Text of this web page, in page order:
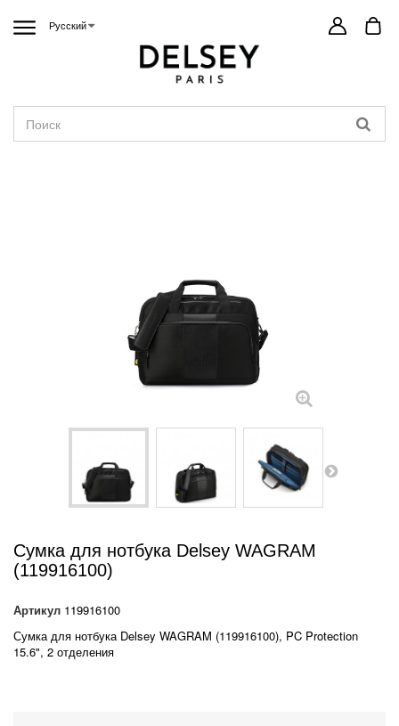
Русский
Сумка для нотбука Delsey WAGRAM
(119916100)
Артикул 119916100
Сумка для нотбука Delsey WAGRAM (119916100), PC Protection
15.6", 2 отделения